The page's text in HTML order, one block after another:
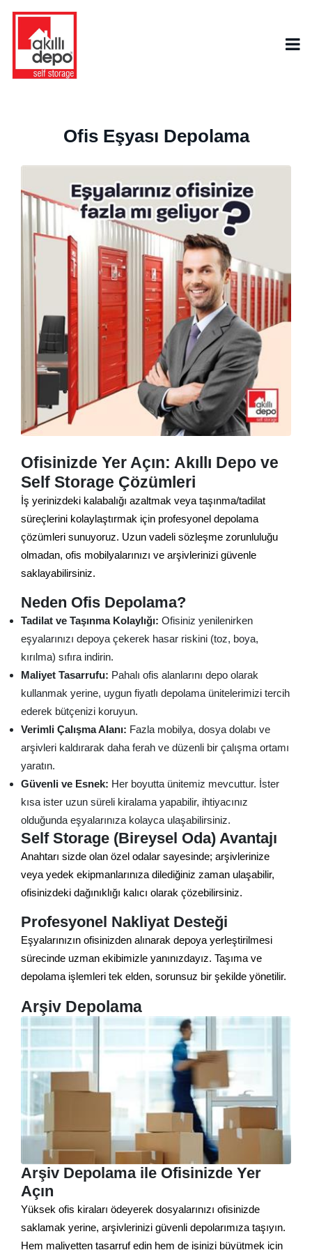
Ofis Eşyası Depolama
Ofisinizde Yer Açın: Akıllı Depo ve
Self Storage Çözümleri
İş yerinizdeki kalabalığı azaltmak veya taşınma/tadilat
süreçlerini kolaylaştırmak için profesyonel depolama
çözümleri sunuyoruz. Uzun vadeli sözleşme zorunluluğu
olmadan, ofis mobilyalarınızı ve arşivlerinizi güvenle
saklayabilirsiniz.
Neden Ofis Depolama?
Tadilat ve Taşınma Kolaylığı: Ofisiniz yenilenirken
eşyalarınızı depoya çekerek hasar riskini (toz, boya,
kırılma) sıfıra indirin.
Maliyet Tasarrufu: Pahalı ofis alanlarını depo olarak
kullanmak yerine, uygun fiyatlı depolama ünitelerimizi tercih
ederek bütçenizi koruyun.
Verimli Çalışma Alanı: Fazla mobilya, dosya dolabı ve
arşivleri kaldırarak daha ferah ve düzenli bir çalışma ortamı
yaratın.
Güvenli ve Esnek: Her boyutta ünitemiz mevcuttur. İster
kısa ister uzun süreli kiralama yapabilir, ihtiyacınız
olduğunda eşyalarınıza kolayca ulaşabilirsiniz.
Self Storage (Bireysel Oda) Avantajı
Anahtarı sizde olan özel odalar sayesinde; arşivlerinize
veya yedek ekipmanlarınıza dilediğiniz zaman ulaşabilir,
ofisinizdeki dağınıklığı kalıcı olarak çözebilirsiniz.
Profesyonel Nakliyat Desteği
Eşyalarınızın ofisinizden alınarak depoya yerleştirilmesi
sürecinde uzman ekibimizle yanınızdayız. Taşıma ve
depolama işlemleri tek elden, sorunsuz bir şekilde yönetilir.
Arşiv Depolama
Arşiv Depolama ile Ofisinizde Yer
Açın
Yüksek ofis kiraları ödeyerek dosyalarınızı ofisinizde
saklamak yerine, arşivlerinizi güvenli depolarımıza taşıyın.
Hem maliyetten tasarruf edin hem de işinizi büyütmek için